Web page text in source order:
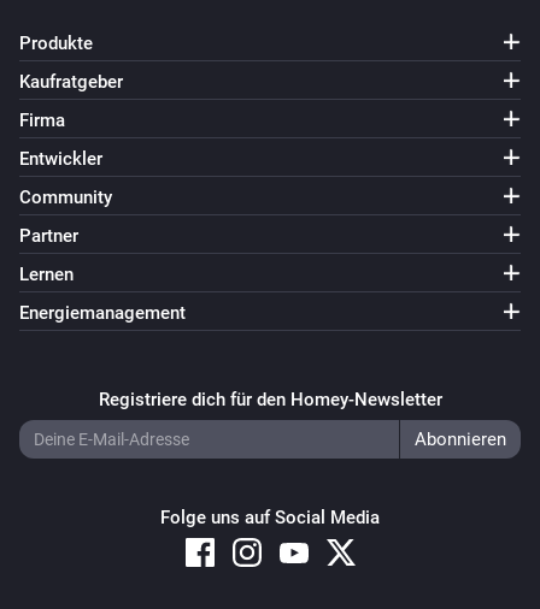
Produkte
Kaufratgeber
Firma
Entwickler
Community
Partner
Lernen
Energiemanagement
Registriere dich für den Homey-Newsletter
Folge uns auf Social Media